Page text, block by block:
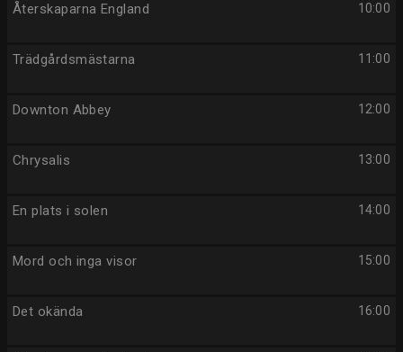
10:00
Återskaparna England
11:00
Trädgårdsmästarna
12:00
Downton Abbey
13:00
Chrysalis
14:00
En plats i solen
15:00
Mord och inga visor
16:00
Det okända